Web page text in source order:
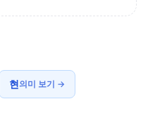
현의미 보기 →